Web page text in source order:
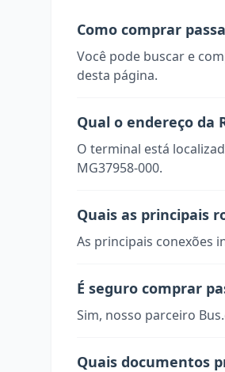
Como comprar
Você pode buscar e
desta página.
Qual o endereço da
O terminal está
MG37958-000.
Quais as principais
As principais conexões
É seguro comprar
Sim, nosso parceiro
Quais documentos